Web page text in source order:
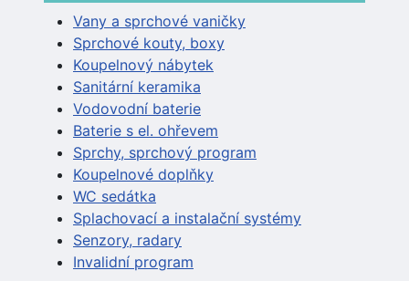
Vany a sprchové vaničky
Sprchové kouty, boxy
Koupelnový nábytek
Sanitární keramika
Vodovodní baterie
Baterie s el. ohřevem
Sprchy, sprchový program
Koupelnové doplňky
WC sedátka
Splachovací a instalační systémy
Senzory, radary
Invalidní program